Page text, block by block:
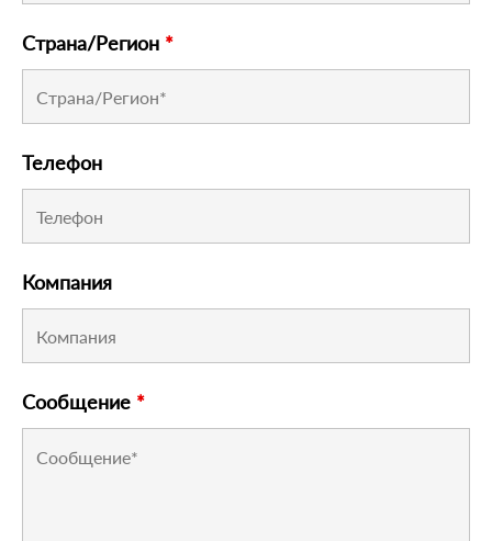
Страна/Регион *
Телефон
Компания
Сообщение *